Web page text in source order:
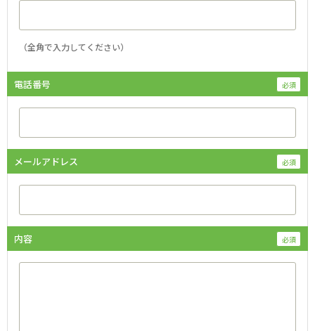
（全角で入力してください）
電話番号
メールアドレス
内容